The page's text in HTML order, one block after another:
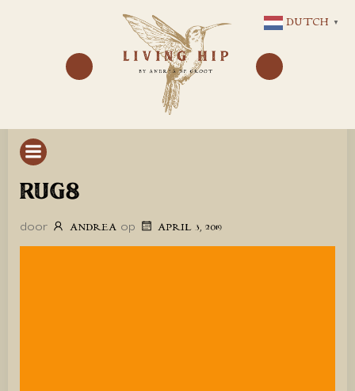
NAAR
DE
INHOUD
RUG8
door ANDREA op APRIL 3, 2019
DUTCH ▼